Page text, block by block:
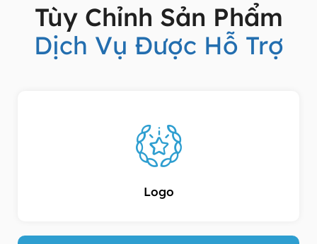
Tùy Chỉnh Sản Phẩm
Dịch Vụ Được Hỗ Trợ
Logo